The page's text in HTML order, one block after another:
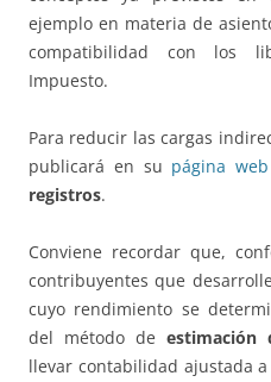
ejemplo en materia de
compatibilidad con los
Impuesto.
Para reducir las cargas
publicará en su página web
registros.
Conviene recordar que,
contribuyentes que
cuyo rendimiento se
del método de estimación
llevar contabilidad ajustada